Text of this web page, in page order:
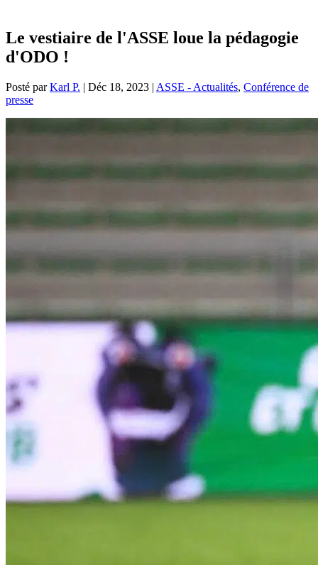
Le vestiaire de l'ASSE loue la pédagogie
d'ODO !
Posté parKarl P. | Déc 18, 2023 | ASSE - Actualités, Conférence de
presse